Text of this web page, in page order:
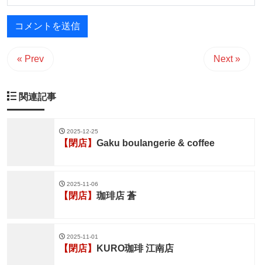
« Prev Next »
関連記事
2025-12-25
【閉店】 Gaku boulangerie & coffee
2025-11-06
【閉店】 珈琲店 蒼
2025-11-01
【閉店】 KURO珈琲 江南店